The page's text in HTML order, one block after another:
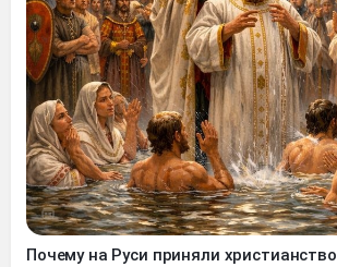
Почему на Руси приняли христианство